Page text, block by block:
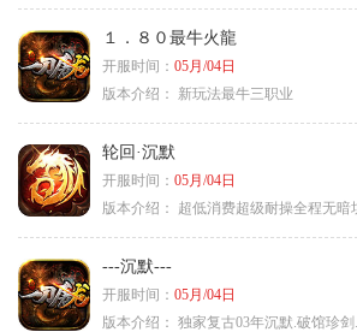
１．８０最牛火龍
开服时间： 05月/04日
版本介绍：
新玩法最牛三职业
轮回·沉默
开服时间： 05月/04日
版本介绍：
超低消费超级耐操全程无暗
---沉默---
开服时间： 05月/04日
版本介绍： 独家复古03年沉默.破馆珍剑.